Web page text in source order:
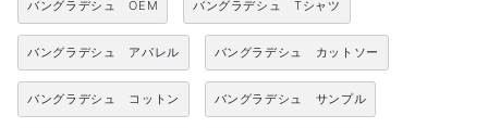
バングラデシュ OEM バングラデシュ Tシャツ
バングラデシュ アパレル バングラデシュ カットソー
バングラデシュ コットン バングラデシュ サンプル